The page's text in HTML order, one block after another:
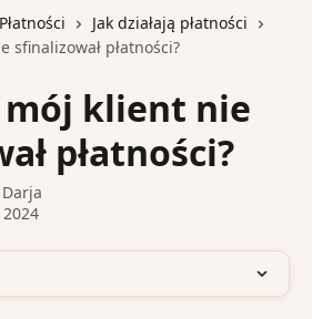
Płatności
Jak działają płatności
sfinalizował płatności?
mój klient nie
płatności?
Darja